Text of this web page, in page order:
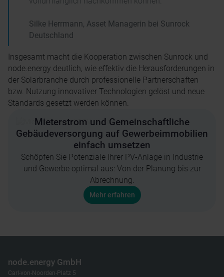
Silke Herrmann, Asset Managerin bei Sunrock
Deutschland
Insgesamt macht die Kooperation zwischen Sunrock und
node.energy deutlich, wie effektiv die Herausforderungen in
der Solarbranche durch professionelle Partnerschaften
bzw. Nutzung innovativer Technologien gelöst und neue
Standards gesetzt werden können.
Mieterstrom und Gemeinschaftliche
Gebäudeversorgung auf Gewerbeimmobilien
einfach umsetzen
Schöpfen Sie Potenziale Ihrer PV-Anlage in Industrie
und Gewerbe optimal aus: Von der Planung bis zur
Abrechnung.
Mehr erfahren
node.energy GmbH
Carl-von-Noorden-Platz 5